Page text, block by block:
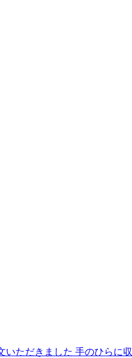
ただきました 手のひらに